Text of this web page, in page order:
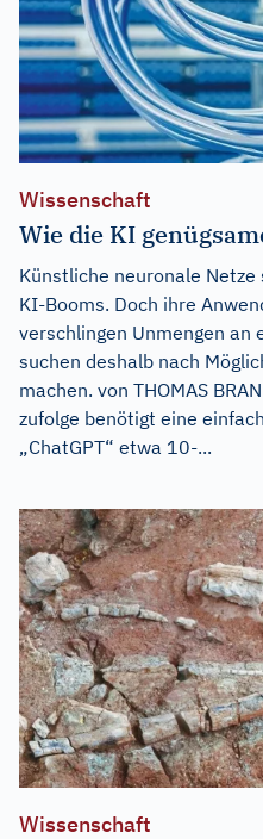
Wissenschaft
Wie die KI
Künstliche neuronale
KI-Booms. Doch ihre
verschlingen Unmengen an
suchen deshalb nach
machen. von THOMAS
zufolge benötigt eine
„ChatGPT“ etwa 10-...
Wissenschaft